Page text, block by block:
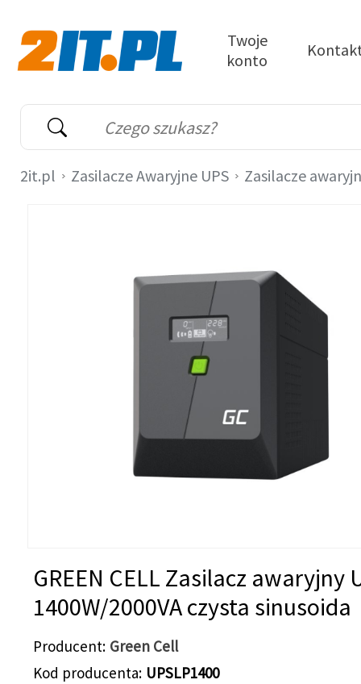
Wyszukiwarka
Słowo kluczowe
Twoje
konto
2it.pl Zasilacze Awaryjne UPS Zasilacze
GREEN CELL Zasilacz awaryjny
1400W/2000VA czysta sinusoida
Producent Green Cell
Kod producenta UPSLP1400